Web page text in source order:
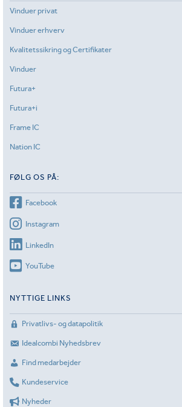
Vinduer privat
Vinduer erhverv
Kvalitetssikring og Certifikater
Vinduer
Futura+
Futura+i
Frame IC
Nation IC
FØLG OS PÅ:
Facebook
Instagram
LinkedIn
YouTube
NYTTIGE LINKS
Privatlivs- og datapolitik
Idealcombi Nyhedsbrev
Find medarbejder
Kundeservice
Nyheder